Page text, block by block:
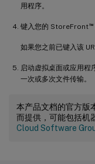
用程序。
键入您的 StoreFront™
如果您之前已键入该
启动虚拟桌面或应用程
一次或多次文件传输。
本产品文档的官方版
而提供，可能包括机
Cloud Software